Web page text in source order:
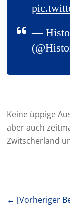
—
Keine üppige
aber auch
Zwitscherland
← [Vorheriger